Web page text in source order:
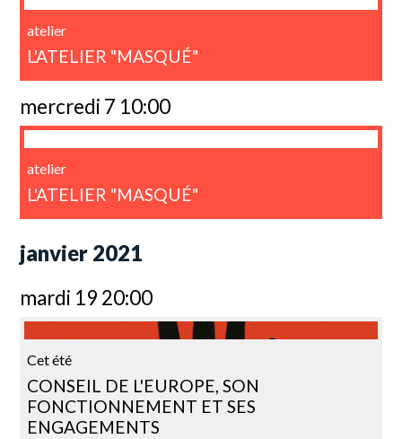
atelier
L'ATELIER "MASQUÉ"
mercredi 7 10:00
atelier
L'ATELIER "MASQUÉ"
janvier 2021
mardi 19 20:00
Cet été
CONSEIL DE L'EUROPE, SON
FONCTIONNEMENT ET SES
ENGAGEMENTS